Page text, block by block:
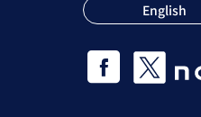
English